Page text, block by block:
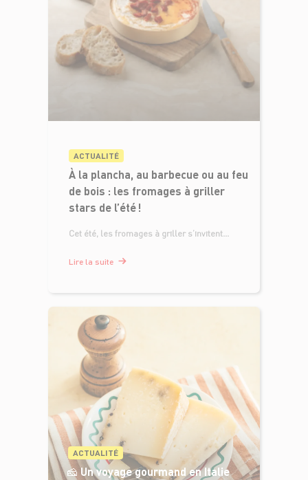
ACTUALITÉ
À la plancha, au barbecue ou au feu
de bois : les fromages à griller
stars de l’été !
Cet été, les fromages à griller s’invitent...
Lire la suite
ACTUALITÉ
🧀 Un voyage gourmand en Italie